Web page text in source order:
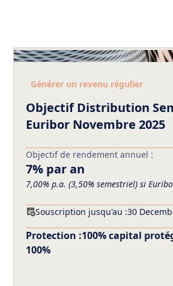
Générer un revenu régulier
Objectif Distribution
Euribor Novembre 2025
Objectif de rendement annuel :
7% par an
7,00% p.a. (3,50% semestriel) si
Souscription jusqu'au :30
Protection :100% capital
100%